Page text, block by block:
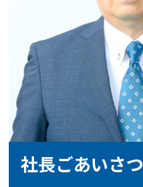
社長ごあいさつ